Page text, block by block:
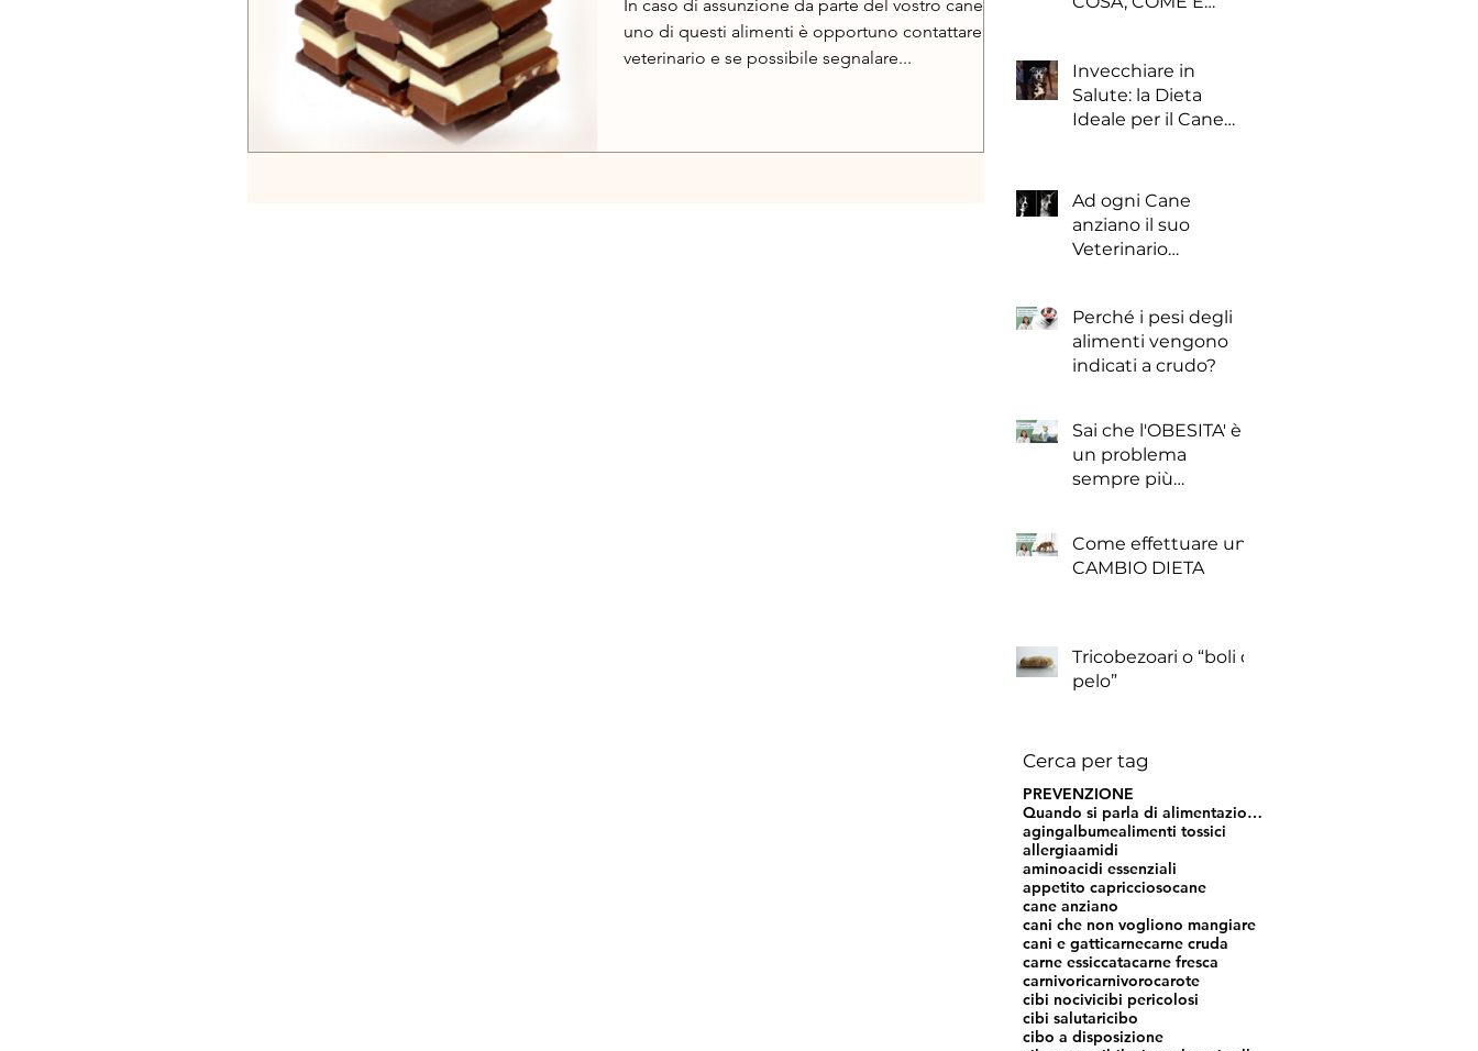
In caso di assunzione da parte del vostro cane di
uno di questi alimenti è opportuno contattare il
veterinario e se possibile segnalare...
Invecchiare in
Salute: la Dieta
Ideale per il Cane
Ad ogni Cane
anziano il suo
Veterinario
Perché i pesi degli
alimenti vengono
indicati a crudo?
Sai che l'OBESITA' è
un problema
sempre più
Come effettuare un
CAMBIO DIETA
Tricobezoari o “boli di
pelo”
Cerca per tag
PREVENZIONE
Quando si parla di alimentazione si leggono e si s
agingalbumealimenti tossici
allergiaamidi
aminoacidi essenziali
appetito capricciosocane
cane anziano
cani che non vogliono mangiare
cani e gatticarnecarne cruda
carne essiccatacarne fresca
carnivoricarnivorocarote
cibi nocivicibi pericolosi
cibi salutaricibo
cibo a disposizione